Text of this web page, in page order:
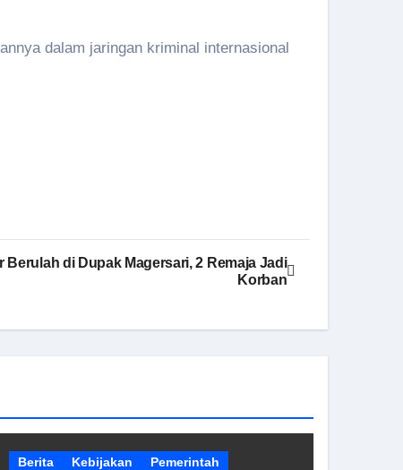
dalam jaringan kriminal internasional
di Dupak Magersari, 2 Remaja Jadi
Korban
Berita Kebijakan
Pemerintah